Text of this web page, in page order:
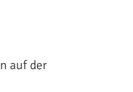
auf der